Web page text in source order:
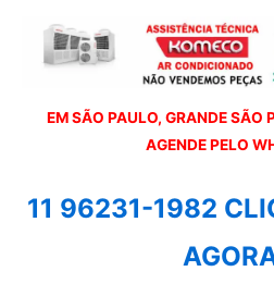
EM SÃO PAULO, GRANDE SÃO
AGENDE PELO
11 96231-1982